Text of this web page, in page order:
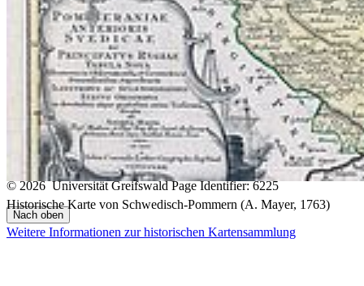
Historische Karte von Schwedisch-Pommern (A. Mayer, 1763)
Weitere Informationen zur historischen Kartensammlung
Service
Webmailer und Accounts
Kontakt
Lagepläne
Konfliktmanagement
Sitemap
Barrierefreiheit
Datenschutz
Impressum
© 2026 Universität GreifswaldPage Identifier: 6225
Nach oben